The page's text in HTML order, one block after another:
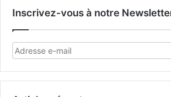
Inscrivez-vous à notre